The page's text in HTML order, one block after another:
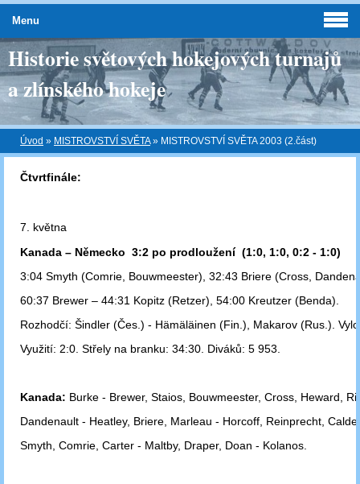
Historie světových hokejových turnajů
a zlínského hokeje
Úvod » MISTROVSTVÍ SVĚTA» MISTROVSTVÍ SVĚTA 2003 (2.část)
Čtvrtfinále:
7. května
Kanada – Německo 3:2 po prodloužení (1:0, 1:0, 0:2 - 1:0)
3:04 Smyth (Comrie, Bouwmeester), 32:43 Briere (Cross,
60:37 Brewer – 44:31 Kopitz (Retzer), 54:00 Kreutzer (Benda).
Rozhodčí: Šindler (Čes.) - Hämäläinen (Fin.), Makarov (Rus.).
Využití: 2:0. Střely na branku: 34:30. Diváků: 5 953.
Kanada: Burke - Brewer, Staios, Bouwmeester, Cross, Heward,
Dandenault - Heatley, Briere, Marleau - Horcoff, Reinprecht,
Smyth, Comrie, Carter - Maltby, Draper, Doan - Kolanos.
Menu